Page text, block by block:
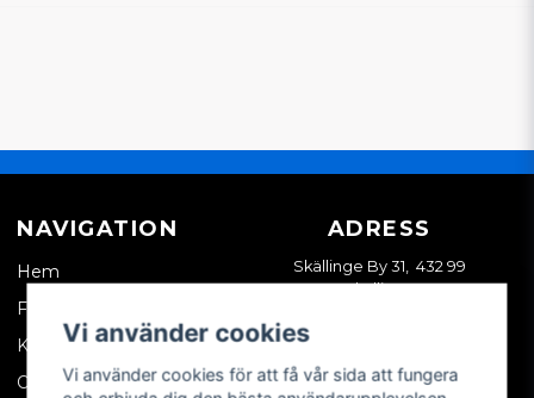
NAVIGATION
Hem
Företagskund
Kontakta oss
Om oss
ADRESS
Skällinge By 31, 432 99
Skällinge
Vi använder cookies
Vi använder cookies för att få vår sida att fungera